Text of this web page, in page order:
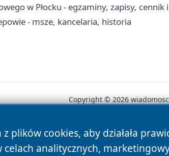
w Płocku - egzaminy, zapisy, cennik
- msze, kancelaria, historia
plików cookies, aby działała
analitycznych,
Copyright © 2026
News Autorzy